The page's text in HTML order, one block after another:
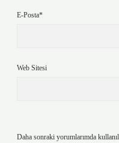
E-Posta*
Web Sitesi
Daha sonraki yorumlarımda